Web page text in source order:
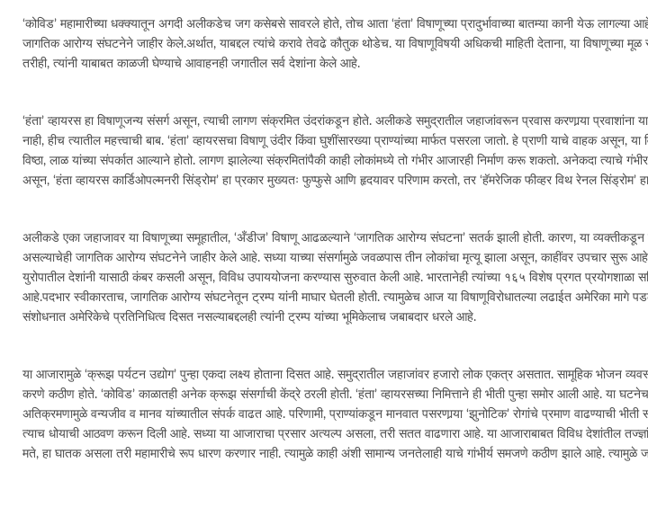
‘कोविड’ महामारीच्या धक्क्यातून अगदी अलीकडेच जग कसेबसे सावरले होते, तोच आता ‘हंता’ विषाणूच्या प्रादुर्भावाच्या बातम्या कानी येऊ
जागतिक आरोग्य संघटनेने जाहीर केले.अर्थात, याबद्दल त्यांचे करावे तेवढे कौतुक थोडेच. या विषाणूविषयी अधिकची माहिती देताना, या
तरीही, त्यांनी याबाबत काळजी घेण्याचे आवाहनही जगातील सर्व देशांना केले आहे.
‘हंता’ व्हायरस हा विषाणूजन्य संसर्ग असून, त्याची लागण संक्रमित उंदरांकडून होते. अलीकडे समुद्रातील जहाजांवरून प्रवास करणार्‍या प्रवाशांना
नाही, हीच त्यातील महत्त्वाची बाब. ‘हंता’ व्हायरसचा विषाणू उंदीर किंवा घुशींसारख्या प्राण्यांच्या मार्फत पसरला जातो. हे प्राणी याचे वाहक असून,
विष्ठा, लाळ यांच्या संपर्कात आल्याने होतो. लागण झालेल्या संक्रमितांपैकी काही लोकांमध्ये तो गंभीर आजारही निर्माण करू शकतो. अनेकदा त्याचे
असून, ‘हंता व्हायरस कार्डिओपल्मनरी सिंड्रोम’ हा प्रकार मुख्यतः फुप्फुसे आणि हृदयावर परिणाम करतो, तर ‘हॅमरेजिक फीव्हर विथ रेनल सिंड्रोम’
अलीकडे एका जहाजावर या विषाणूच्या समूहातील, ‘अँडीज’ विषाणू आढळल्याने ‘जागतिक आरोग्य संघटना’ सतर्क झाली होती. कारण, या
असल्याचेही जागतिक आरोग्य संघटनेने जाहीर केले आहे. सध्या याच्या संसर्गामुळे जवळपास तीन लोकांचा मृत्यू झाला असून, काहींवर उपचार
युरोपातील देशांनी यासाठी कंबर कसली असून, विविध उपाययोजना करण्यास सुरुवात केली आहे. भारतानेही त्यांच्या १६५ विशेष प्रगत
आहे.पदभार स्वीकारताच, जागतिक आरोग्य संघटनेतून ट्रम्प यांनी माघार घेतली होती. त्यामुळेच आज या विषाणूविरोधातल्या लढाईत अमेरिका मागे
संशोधनात अमेरिकेचे प्रतिनिधित्व दिसत नसल्याबद्दलही त्यांनी ट्रम्प यांच्या भूमिकेलाच जबाबदार धरले आहे.
या आजारामुळे ‘क्रूझ पर्यटन उद्योग’ पुन्हा एकदा लक्ष्य होताना दिसत आहे. समुद्रातील जहाजांवर हजारो लोक एकत्र असतात. सामूहिक भोजन
करणे कठीण होते. ‘कोविड’ काळातही अनेक क्रूझ संसर्गाची केंद्रे ठरली होती. ‘हंता’ व्हायरसच्या निमित्ताने ही भीती पुन्हा समोर आली आहे. या
अतिक्रमणामुळे वन्यजीव व मानव यांच्यातील संपर्क वाढत आहे. परिणामी, प्राण्यांकडून मानवात पसरणार्‍या ‘झुनोटिक’ रोगांचे प्रमाण वाढण्याची भीती
त्याच धोयाची आठवण करून दिली आहे. सध्या या आजाराचा प्रसार अत्यल्प असला, तरी सतत वाढणारा आहे. या आजाराबाबत विविध देशांतील
मते, हा घातक असला तरी महामारीचे रूप धारण करणार नाही. त्यामुळे काही अंशी सामान्य जनतेलाही याचे गांभीर्य समजणे कठीण झाले आहे.